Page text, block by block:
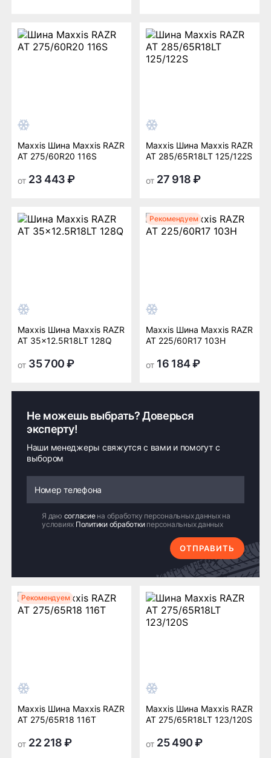
Maxxis Шина Maxxis RAZR
AT 275/60R20 116S
от 23 443 ₽
Maxxis Шина Maxxis RAZR
AT 285/65R18LT 125/122S
от 27 918 ₽
Maxxis Шина Maxxis RAZR
AT 35x12.5R18LT 128Q
от 35 700 ₽
Рекомендуем
Maxxis Шина Maxxis RAZR
AT 225/60R17 103H
от 16 184 ₽
Рекомендуем
Maxxis Шина Maxxis RAZR
AT 275/65R18 116T
от 22 218 ₽
Maxxis Шина Maxxis RAZR
AT 275/65R18LT 123/120S
от 25 490 ₽
Не можешь выбрать? Доверься
эксперту!
Наши менеджеры свяжутся с вами и помогут с
выбором
Я даю согласие на обработку персональных данных на
условиях Политики обработки персональных данных
ОТПРАВИТЬ